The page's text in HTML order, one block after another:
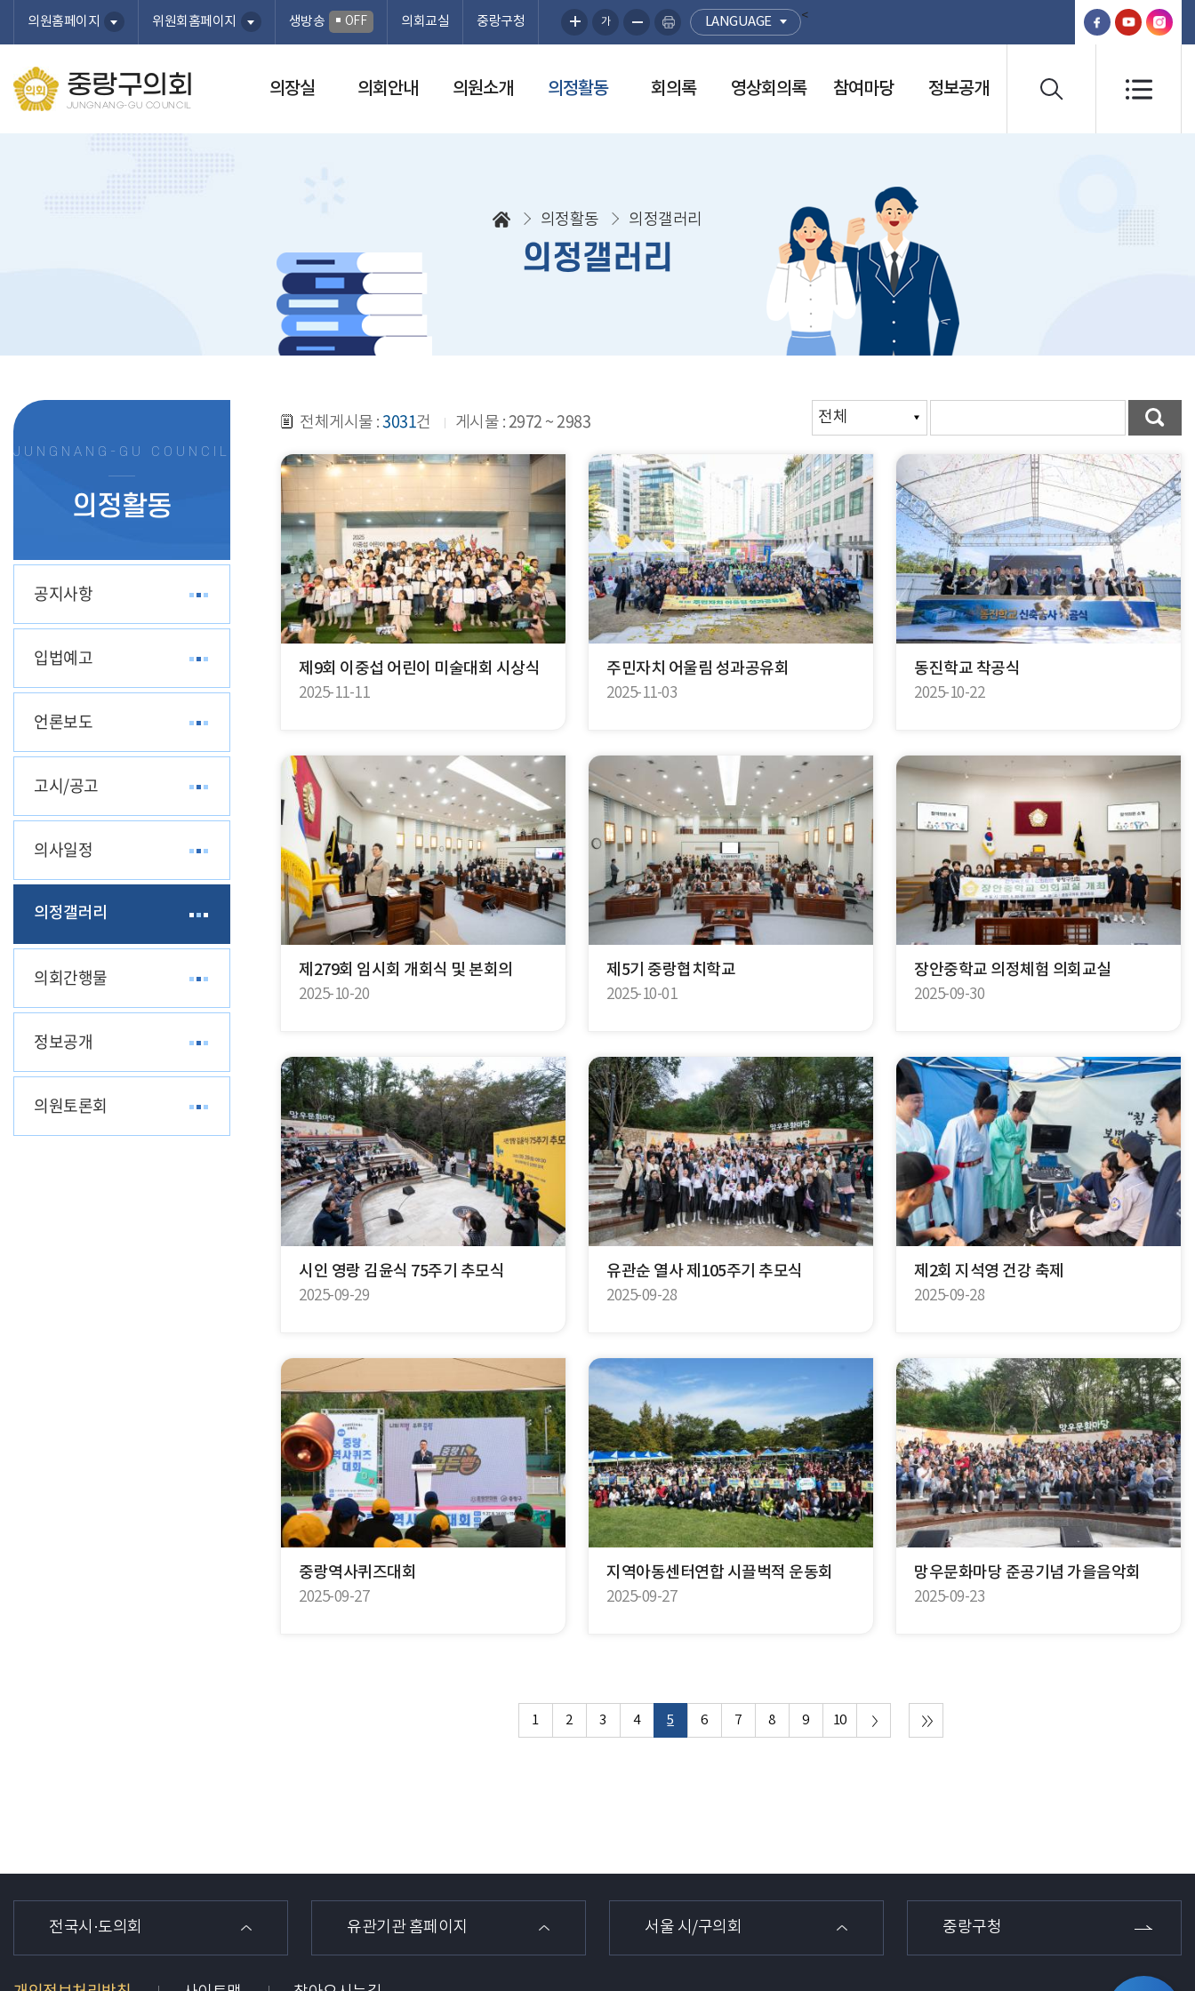
의원홈페이지 위원회홈페이지 생방송 OFF 의회교실 중랑구청 가 <
LANGUAGE
중랑구의회
JUNGNANG-GU COUNCIL
의장실 의회안내 의원소개 의정활동 회의록 영상회의록 참여마당 정보공개
의정활동 의정갤러리
의정갤러리
JUNGNANG-GU COUNCIL
의정활동
공지사항
입법예고
언론보도
고시/공고
의사일정
의정갤러리
의회간행물
정보공개
의원토론회
전체게시물 :3031건 게시물 :2972 ~ 2983
제9회 이중섭 어린이 미술대회 시상식
2025-11-11
주민자치 어울림 성과공유회
2025-11-03
동진학교 착공식
2025-10-22
제279회 임시회 개회식 및 본회의
2025-10-20
제5기 중랑협치학교
2025-10-01
장안중학교 의정체험 의회교실
2025-09-30
시인 영랑 김윤식 75주기 추모식
2025-09-29
유관순 열사 제105주기 추모식
2025-09-28
제2회 지석영 건강 축제
2025-09-28
중랑역사퀴즈대회
2025-09-27
지역아동센터연합 시끌벅적 운동회
2025-09-27
망우문화마당 준공기념 가을음악회
2025-09-23
1 2 3 4 5 6 7 8 9 10
전국시·도의회 유관기관 홈페이지 서울 시/구의회 중랑구청